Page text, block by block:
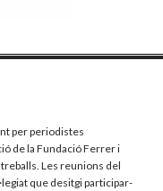
per periodistes
de la Fundació Ferrer i
Les reunions del
que desitgi participar-